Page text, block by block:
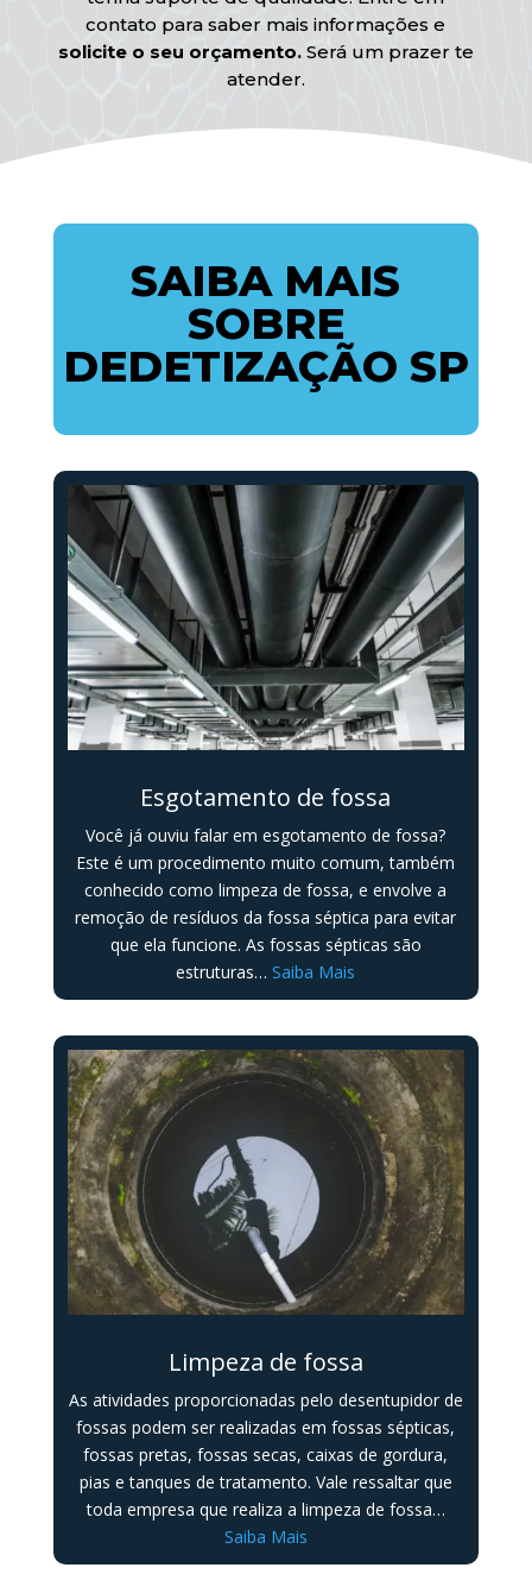
contato para saber mais informações e
solicite o seu orçamento.Será um prazer te
atender.
SAIBA MAIS
SOBRE
DEDETIZAÇÃO SP
Esgotamento de fossa
Você já ouviu falar em esgotamento de fossa?
Este é um procedimento muito comum, também
conhecido como limpeza de fossa, e envolve a
remoção de resíduos da fossa séptica para evitar
que ela funcione. As fossas sépticas são
estruturas…Saiba Mais
Limpeza de fossa
As atividades proporcionadas pelo desentupidor de
fossas podem ser realizadas em fossas sépticas,
fossas pretas, fossas secas, caixas de gordura,
pias e tanques de tratamento. Vale ressaltar que
toda empresa que realiza a limpeza de fossa…
Saiba Mais